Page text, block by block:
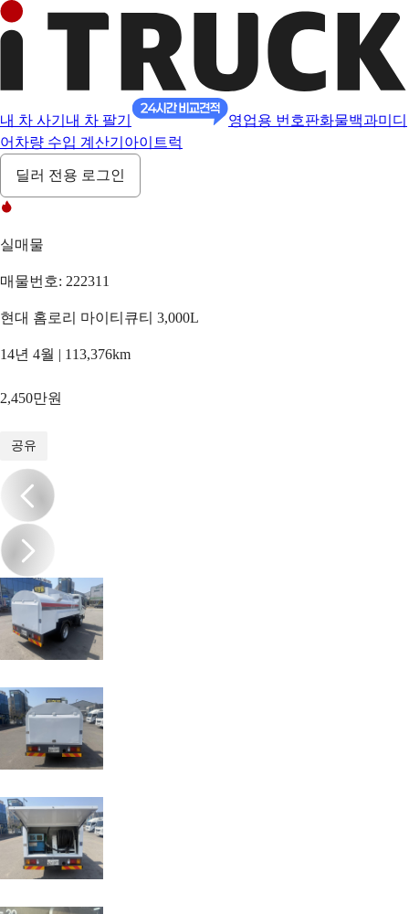
내 차 사기 내 차 팔기 영업용 번호판화물백과미디
어 차량 수입 계산기 아이트럭
딜러 전용 로그인
실매물
매물번호: 222311
현대 홈로리 마이티큐티 3,000L
14년 4월 | 113,376km
2,450만원
공유
/12